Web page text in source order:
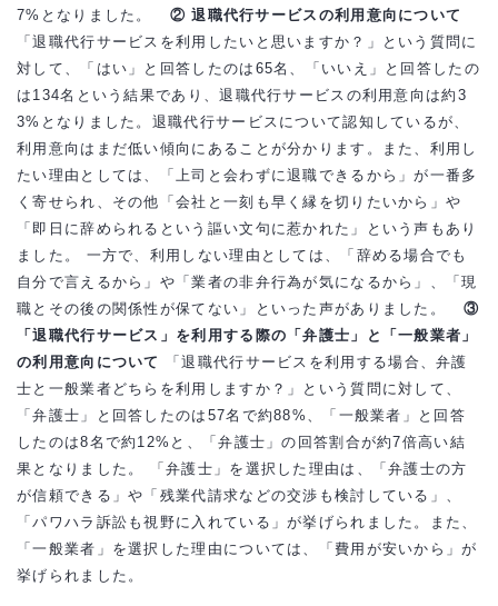
7%となりました。 ② 退職代行サービスの利用意向について
「退職代行サービスを利用したいと思いますか？」という質問に
対して、「はい」と回答したのは65名、「いいえ」と回答したの
は134名という結果であり、退職代行サービスの利用意向は約3
3%となりました。退職代行サービスについて認知しているが、
利用意向はまだ低い傾向にあることが分かります。また、利用し
たい理由としては、「上司と会わずに退職できるから」が一番多
く寄せられ、その他「会社と一刻も早く縁を切りたいから」や
「即日に辞められるという謳い文句に惹かれた」という声もあり
ました。 一方で、利用しない理由としては、「辞める場合でも
自分で言えるから」や「業者の非弁行為が気になるから」、「現
職とその後の関係性が保てない」といった声がありました。 ③
「退職代行サービス」を利用する際の「弁護士」と「一般業者」
の利用意向について
「退職代行サービスを利用する場合、弁護
士と一般業者どちらを利用しますか？」という質問に対して、
「弁護士」と回答したのは57名で約88%、「一般業者」と回答
したのは8名で約12%と、「弁護士」の回答割合が約7倍高い結
果となりました。 「弁護士」を選択した理由は、「弁護士の方
が信頼できる」や「残業代請求などの交渉も検討している」、
「パワハラ訴訟も視野に入れている」が挙げられました。また、
「一般業者」を選択した理由については、「費用が安いから」が
挙げられました。